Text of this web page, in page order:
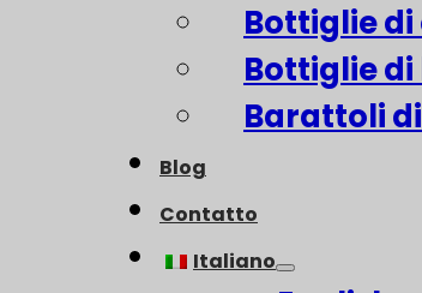
Bottiglie
Bottiglie
Barattoli
Blog
Contatto
Italiano